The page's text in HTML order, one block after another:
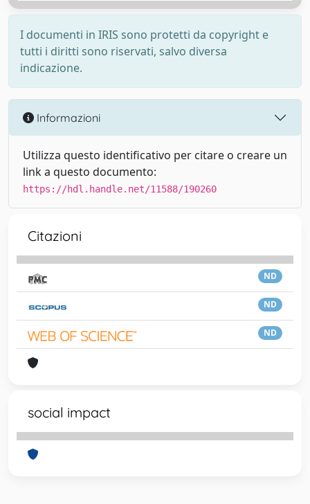
I documenti in IRIS sono protetti da copyright e
tutti i diritti sono riservati, salvo diversa
indicazione.
Informazioni
Utilizza questo identificativo per citare o creare un
link a questo documento:
https://hdl.handle.net/11588/190260
Citazioni
ND
ND
ND
social impact